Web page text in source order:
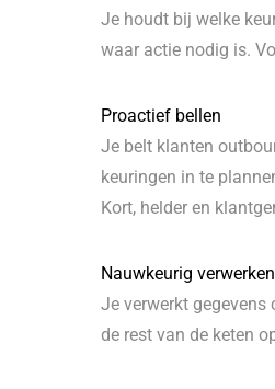
Je houdt bij welke
waar actie nodig is.
Proactief bellen
Je belt klanten
keuringen in te
Kort, helder en
Nauwkeurig verwerken
Je verwerkt gegevens
de rest van de keten